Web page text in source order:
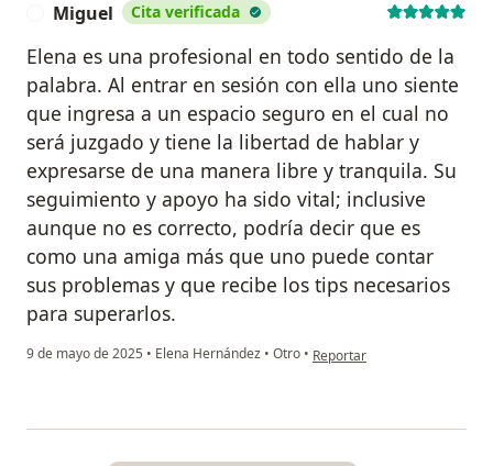
Miguel Cita verificada
Elena es una profesional en todo sentido de la
palabra. Al entrar en sesión con ella uno siente
que ingresa a un espacio seguro en el cual no
será juzgado y tiene la libertad de hablar y
expresarse de una manera libre y tranquila. Su
seguimiento y apoyo ha sido vital; inclusive
aunque no es correcto, podría decir que es
como una amiga más que uno puede contar
sus problemas y que recibe los tips necesarios
para superarlos.
9 de mayo de 2025 • Elena Hernández • Otro • en opinión del usuario Miguel
Reportar